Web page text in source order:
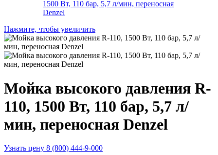
Нажмите, чтобы увеличить
Мойка высокого давления R-
110, 1500 Вт, 110 бар, 5,7 л/
мин, переносная Denzel
Узнать цену 8 (800) 444-9-000